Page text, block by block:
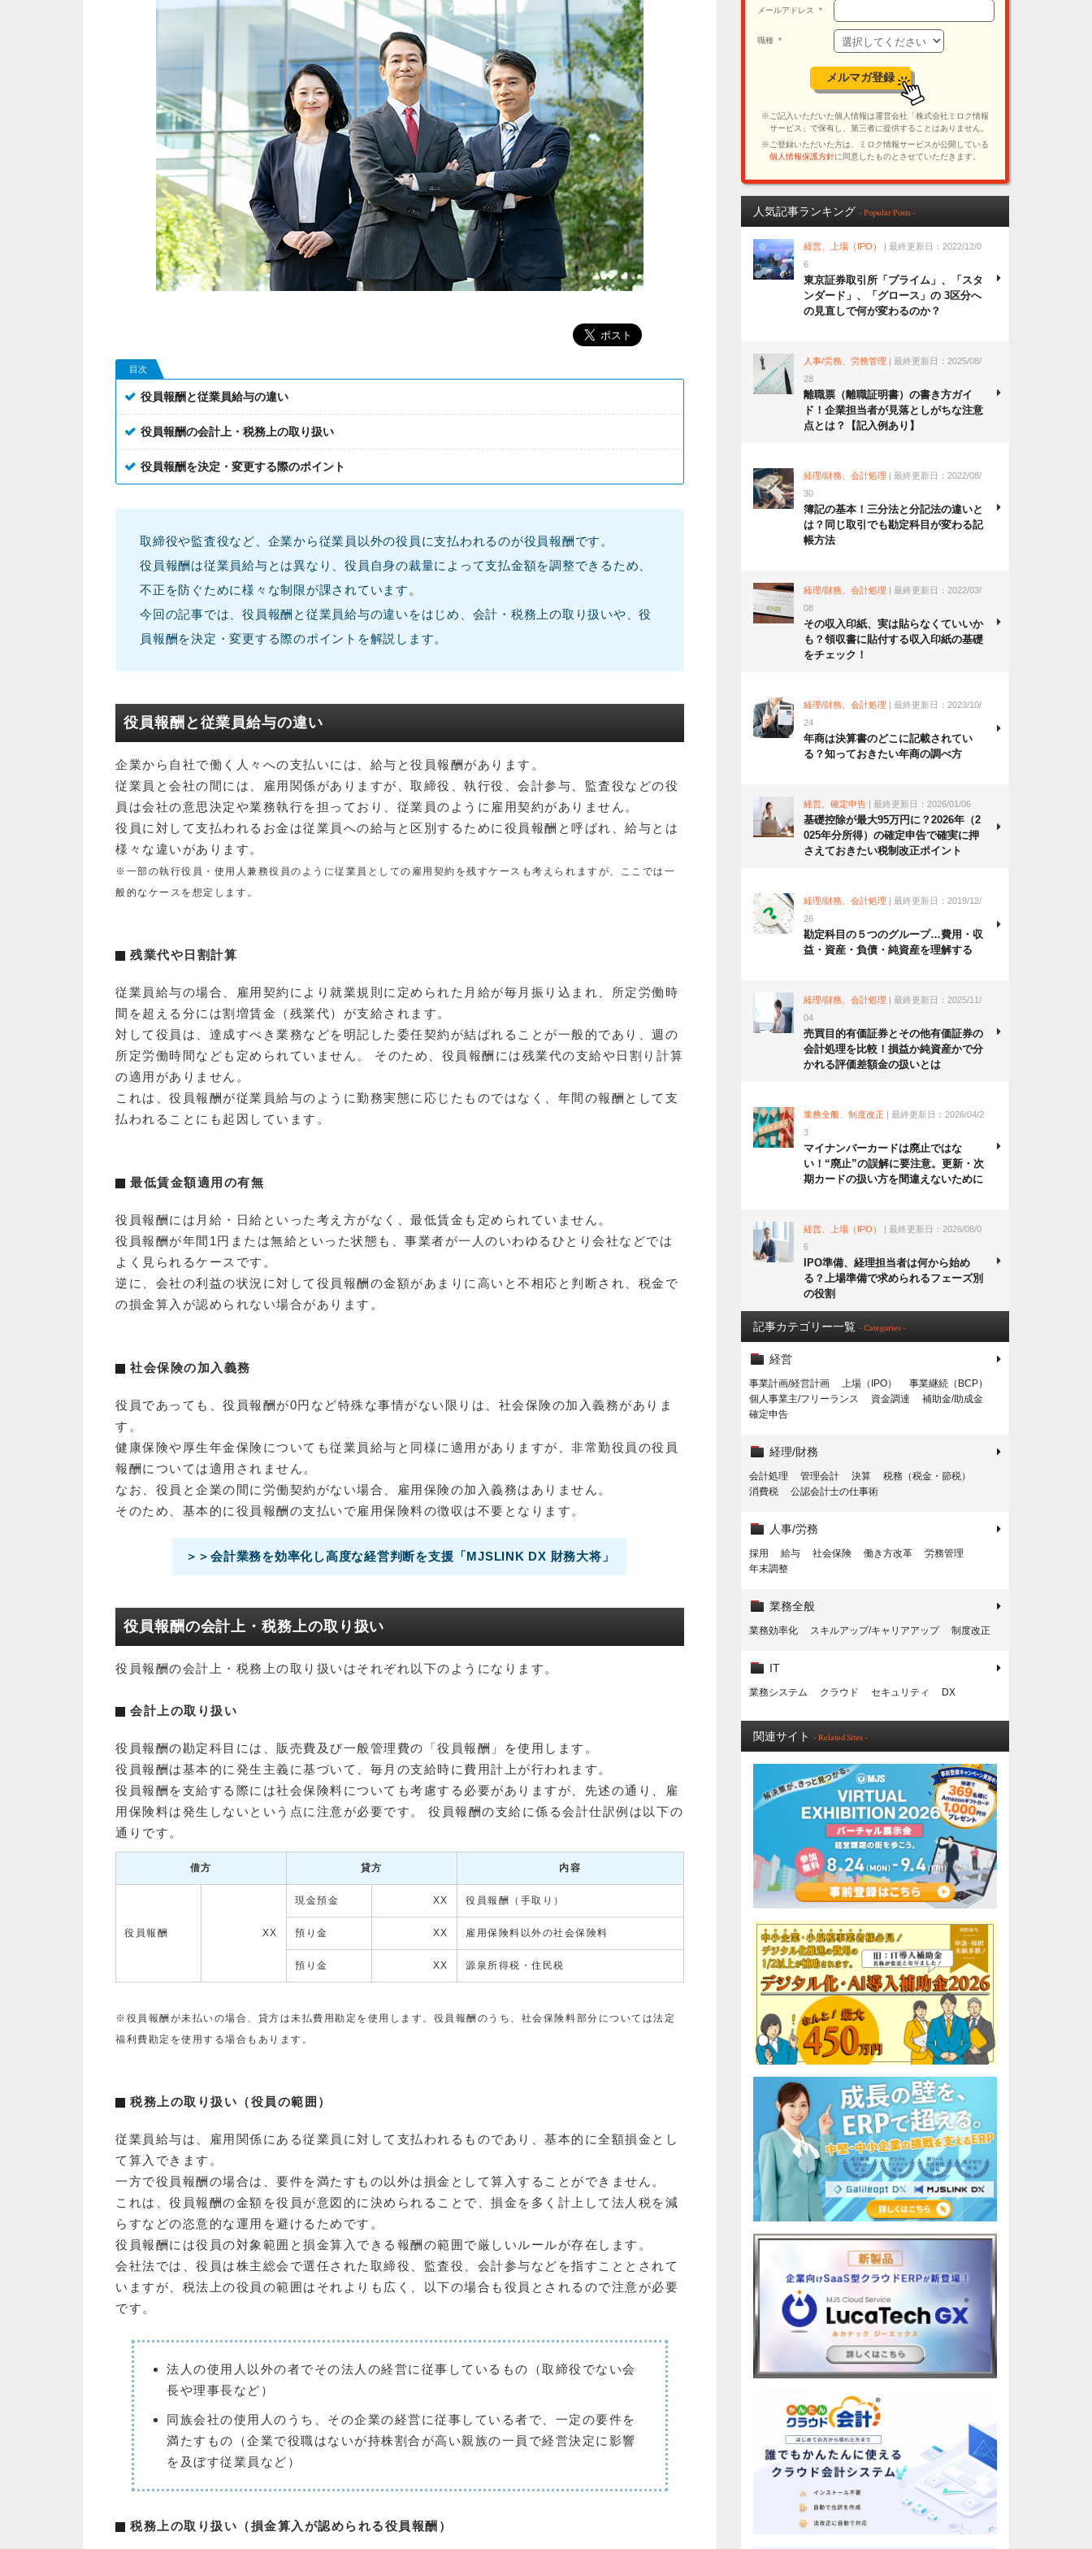
目次
役員報酬と従業員給与の違い
役員報酬の会計上・税務上の取り扱い
役員報酬を決定・変更する際のポイント
取締役や監査役など、企業から従業員以外の役員に支払われるのが役員報酬です。
役員報酬は従業員給与とは異なり、役員自身の裁量によって支払金額を調整できるため、
不正を防ぐために様々な制限が課されています。
今回の記事では、役員報酬と従業員給与の違いをはじめ、会計・税務上の取り扱いや、役
員報酬を決定・変更する際のポイントを解説します。
役員報酬と従業員給与の違い
企業から自社で働く人々への支払いには、給与と役員報酬があります。
従業員と会社の間には、雇用関係がありますが、取締役、執行役、会計参与、監査役などの役
員は会社の意思決定や業務執行を担っており、従業員のように雇用契約がありません。
役員に対して支払われるお金は従業員への給与と区別するために役員報酬と呼ばれ、給与とは
様々な違いがあります。
※一部の執行役員・使用人兼務役員のように従業員としての雇用契約を残すケースも考えられますが、ここでは一
般的なケースを想定します。
残業代や日割計算
従業員給与の場合、雇用契約により就業規則に定められた月給が毎月振り込まれ、所定労働時
間を超える分には割増賃金（残業代）が支給されます。
対して役員は、達成すべき業務などを明記した委任契約が結ばれることが一般的であり、週の
所定労働時間なども定められていません。 そのため、役員報酬には残業代の支給や日割り計算
の適用がありません。
これは、役員報酬が従業員給与のように勤務実態に応じたものではなく、年間の報酬として支
払われることにも起因しています。
最低賃金額適用の有無
役員報酬には月給・日給といった考え方がなく、最低賃金も定められていません。
役員報酬が年間1円または無給といった状態も、事業者が一人のいわゆるひとり会社などでは
よく見られるケースです。
逆に、会社の利益の状況に対して役員報酬の金額があまりに高いと不相応と判断され、税金で
の損金算入が認められない場合があります。
社会保険の加入義務
役員であっても、役員報酬が0円など特殊な事情がない限りは、社会保険の加入義務がありま
す。
健康保険や厚生年金保険についても従業員給与と同様に適用がありますが、非常勤役員の役員
報酬については適用されません。
なお、役員と企業の間に労働契約がない場合、雇用保険の加入義務はありません。
そのため、基本的に役員報酬の支払いで雇用保険料の徴収は不要となります。
＞＞会計業務を効率化し高度な経営判断を支援「MJSLINK DX 財務大将」
役員報酬の会計上・税務上の取り扱い
役員報酬の会計上・税務上の取り扱いはそれぞれ以下のようになります。
会計上の取り扱い
役員報酬の勘定科目には、販売費及び一般管理費の「役員報酬」を使用します。
役員報酬は基本的に発生主義に基づいて、毎月の支給時に費用計上が行われます。
役員報酬を支給する際には社会保険料についても考慮する必要がありますが、先述の通り、雇
用保険料は発生しないという点に注意が必要です。 役員報酬の支給に係る会計仕訳例は以下の
通りです。
借方 貸方 内容
役員報酬 XX
現金預金 XX 役員報酬（手取り）
預り金 XX 雇用保険料以外の社会保険料
預り金 XX 源泉所得税・住民税
※役員報酬が未払いの場合、貸方は未払費用勘定を使用します。役員報酬のうち、社会保険料部分については法定
福利費勘定を使用する場合もあります。
税務上の取り扱い（役員の範囲）
従業員給与は、雇用関係にある従業員に対して支払われるものであり、基本的に全額損金とし
て算入できます。
一方で役員報酬の場合は、要件を満たすもの以外は損金として算入することができません。
これは、役員報酬の金額を役員が意図的に決められることで、損金を多く計上して法人税を減
らすなどの恣意的な運用を避けるためです。
役員報酬には役員の対象範囲と損金算入できる報酬の範囲で厳しいルールが存在します。
会社法では、役員は株主総会で選任された取締役、監査役、会計参与などを指すこととされて
いますが、税法上の役員の範囲はそれよりも広く、以下の場合も役員とされるので注意が必要
です。
法人の使用人以外の者でその法人の経営に従事しているもの（取締役でない会
長や理事長など）
同族会社の使用人のうち、その企業の経営に従事している者で、一定の要件を
満たすもの（企業で役職はないが持株割合が高い親族の一員で経営決定に影響
を及ぼす従業員など）
税務上の取り扱い（損金算入が認められる役員報酬）
人気記事ランキング - Popular Posts -
経営、上場（IPO）
| 最終更新日：2022/12/0
6
東京証券取引所「プライム」、「スタ
ンダード」、「グロース」の 3区分へ
の見直しで何が変わるのか？
人事/労務、労務管理 | 最終更新日：2025/08/
28
離職票（離職証明書）の書き方ガイ
ド！企業担当者が見落としがちな注意
点とは？【記入例あり】
経理/財務、会計処理 | 最終更新日：2022/08/
30
簿記の基本！三分法と分記法の違いと
は？同じ取引でも勘定科目が変わる記
帳方法
経理/財務、会計処理 | 最終更新日：2022/03/
08
その収入印紙、実は貼らなくていいか
も？領収書に貼付する収入印紙の基礎
をチェック！
経理/財務、会計処理 | 最終更新日：2023/10/
24
年商は決算書のどこに記載されてい
る？知っておきたい年商の調べ方
経営、確定申告 | 最終更新日：2026/01/06
基礎控除が最大95万円に？2026年（2
025年分所得）の確定申告で確実に押
さえておきたい税制改正ポイント
経理/財務、会計処理 | 最終更新日：2019/12/
26
勘定科目の５つのグループ…費用・収
益・資産・負債・純資産を理解する
経理/財務、会計処理 | 最終更新日：2025/11/
04
売買目的有価証券とその他有価証券の
会計処理を比較！損益か純資産かで分
かれる評価差額金の扱いとは
業務全般、制度改正 | 最終更新日：2026/04/2
3
マイナンバーカードは廃止ではな
い！“廃止”の誤解に要注意。更新・次
期カードの扱い方を間違えないために
経営、上場（IPO）
| 最終更新日：2026/08/0
6
IPO準備、経理担当者は何から始め
る？上場準備で求められるフェーズ別
の役割
記事カテゴリー一覧 - Categories -
経営
事業計画/経営計画 上場（IPO）
事業継続（BCP）
個人事業主/フリーランス
資金調達
補助金/助成金
確定申告
経理/財務
会計処理 管理会計 決算
税務（税金・節税）
消費税
公認会計士の仕事術
人事/労務
採用 給与 社会保険 働き方改革
労務管理
年末調整
業務全般
業務効率化 スキルアップ/キャリアアップ 制度改正
IT
業務システム クラウド セキュリティ DX
関連サイト - Related Sites -